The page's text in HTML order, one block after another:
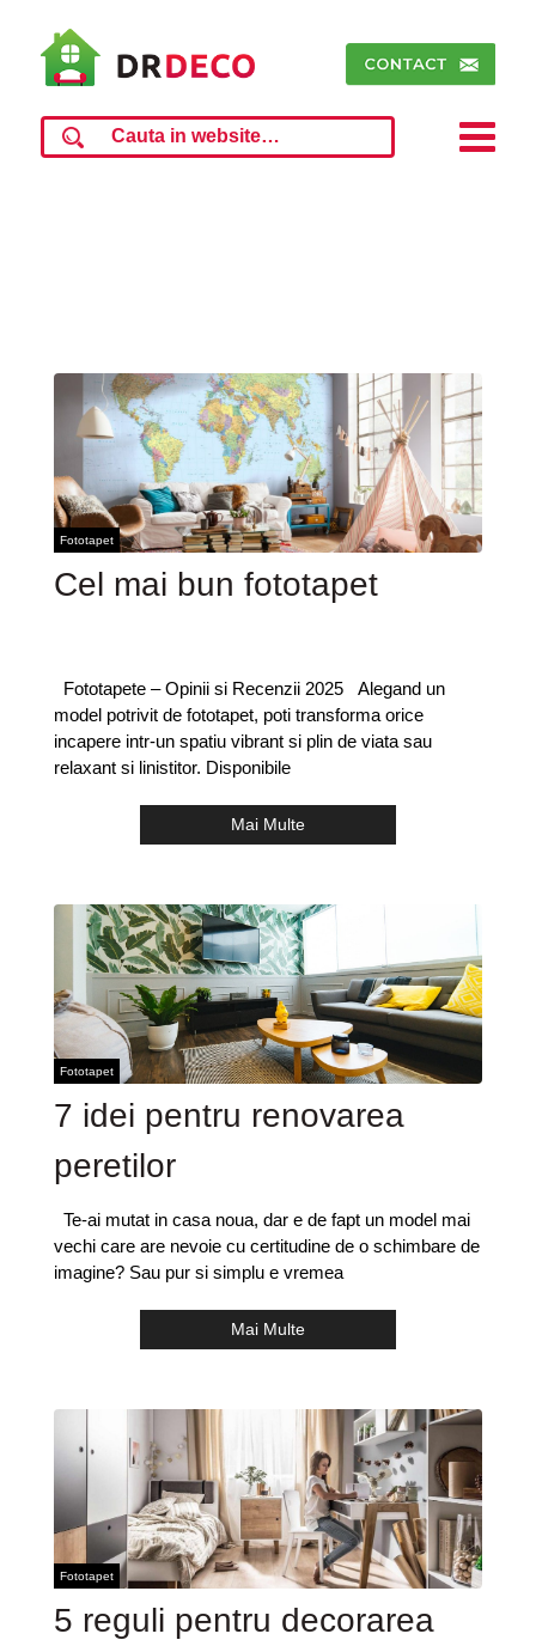
Fototapet
Cel mai bun fototapet
Fototapete – Opinii si Recenzii 2025 Alegand un
model potrivit de fototapet, poti transforma orice
incapere intr-un spatiu vibrant si plin de viata sau
relaxant si linistitor. Disponibile
Mai Multe
Fototapet
7 idei pentru renovarea
peretilor
Te-ai mutat in casa noua, dar e de fapt un model mai
vechi care are nevoie cu certitudine de o schimbare de
imagine? Sau pur si simplu e vremea
Mai Multe
Fototapet
5 reguli pentru decorarea